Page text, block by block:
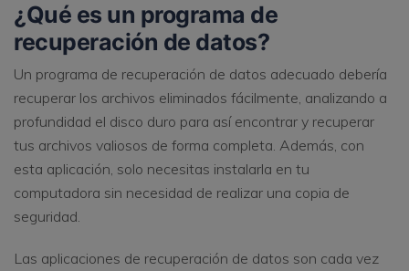
¿Qué es un programa de
recuperación de datos?
Un programa de recuperación de datos adecuado debería
recuperar los archivos eliminados fácilmente, analizando a
profundidad el disco duro para así encontrar y recuperar
tus archivos valiosos de forma completa. Además, con
esta aplicación, solo necesitas instalarla en tu
computadora sin necesidad de realizar una copia de
seguridad.
Las aplicaciones de recuperación de datos son cada vez